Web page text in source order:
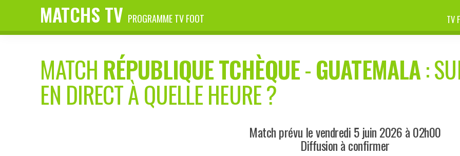
MATCHS TV PROGRAMME TV FOOT TV
MATCH RÉPUBLIQUE TCHÈQUE-GUATEMALA:
EN DIRECT À QUELLE HEURE ?
Match prévu le vendredi 5 juin 2026 à 02h00
Diffusion à confirmer